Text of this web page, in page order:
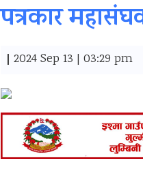
पत्रकार
| 2024 Sep 13 | 03:29 pm